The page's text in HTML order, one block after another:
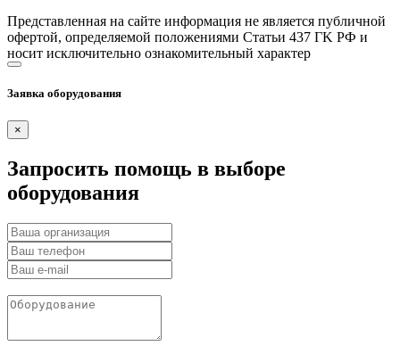
Представленная на сайте информация не является публичной
офертой, определяемой положениями Статьи 437 ГK РФ и
носит исключительно ознакомительный характер
Заявка оборудования
×
Запросить помощь в выборе
оборудования